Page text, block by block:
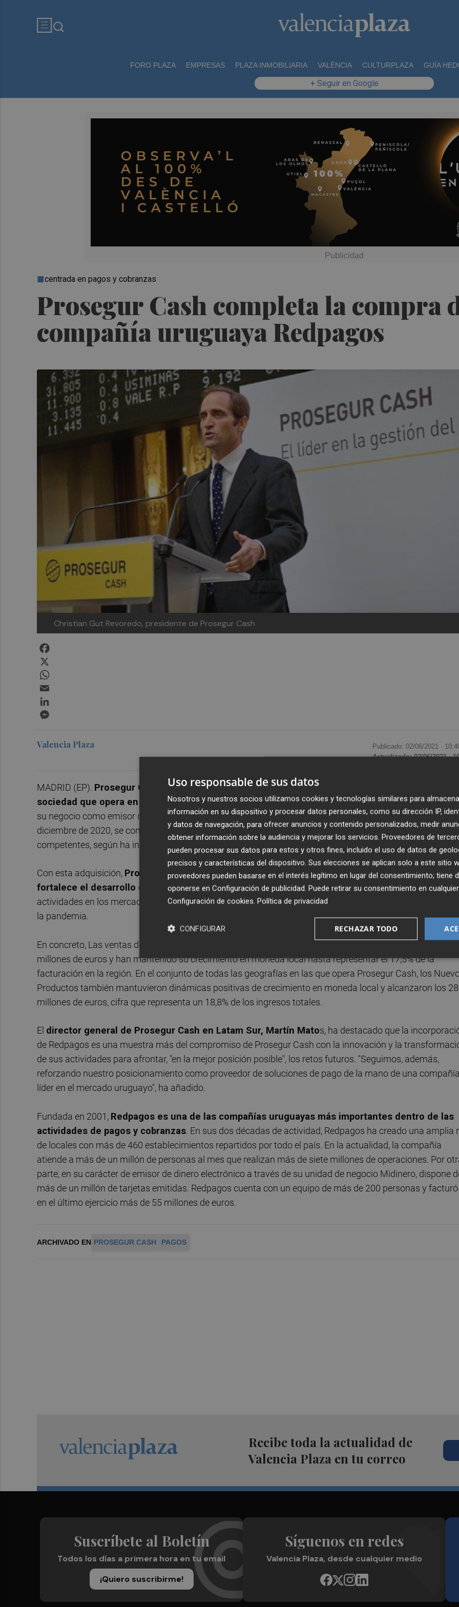
FORO PLAZA EMPRESAS PLAZA INMOBILIARIA VALÈNCIA CULTURPLAZA GUÍA
+ Seguir en Google
Prosegur Cash completa la compra
compañía uruguaya Redpagos
centrada en pagos y cobranzas
Christian Gut Revoredo, presidente de Prosegur Cash
Valencia Plaza Publicado: 02/06/2021 ·
Actualizado: 02/06/2021 ·
MADRID (EP). Prosegur Cash ha completado la compra del 100% del capital social de Nummi,
sociedad que opera en Uruguay en la actividad de pagos y cobranzas bajo la marca Redpagosy
su negocio como emisor de dinero electrónico de su tarjeta prepago, Midinero. El acuerdo, que se firmó en
diciembre de 2020, se completa ahora tras obtener las correspondientes aprobaciones de las autoridades
competentes, según ha informado la compañía.
Con esta adquisición, Prosegur Cash continúa avanzando en la transformación de sus servicios y
fortalece el desarrollo de su unidad de Nuevos Productos.Según la firma, la evolución de estas
actividades en los mercados de Iberoamérica es positiva y muestra una fuerte resistencia en el contexto de
la pandemia.
En concreto, Las ventas de Nuevos Productos en Iberoamérica alcanzaron en el último ejercicio los 171
millones de euros y han mantenido su crecimiento en moneda local hasta representar el 17,5% de la
facturación en la región. En el conjunto de todas las geografías en las que opera Prosegur Cash, los
Productos también mantuvieron dinámicas positivas de crecimiento en moneda local y alcanzaron los
millones de euros, cifra que representa un 18,8% de los ingresos totales.
El director general de Prosegur Cash en Latam Sur, Martín Matos, ha destacado que la
de Redpagos es una muestra más del compromiso de Prosegur Cash con la innovación y la
de sus actividades para afrontar, "en la mejor posición posible", los retos futuros. "Seguimos, además,
reforzando nuestro posicionamiento como proveedor de soluciones de pago de la mano de una compañía
líder en el mercado uruguayo", ha añadido.
Fundada en 2001, Redpagos es una de las compañías uruguayas más importantes dentro de las
actividades de pagos y cobranzas. En sus dos décadas de actividad, Redpagos ha creado una amplia
de locales con más de 460 establecimientos repartidos por todo el país. En la actualidad, la compañía
atiende a más de un millón de personas al mes que realizan más de siete millones de operaciones. Por
parte, en su carácter de emisor de dinero electrónico a través de su unidad de negocio Midinero, dispone
más de un millón de tarjetas emitidas. Redpagos cuenta con un equipo de más de 200 personas y facturó
en el último ejercicio más de 55 millones de euros.
ARCHIVADO EN PROSEGUR CASH PAGOS
Recibe toda la actualidad de
Valencia Plaza en tu correo
Suscríbete al Boletín
Todos los días a primera hora en tu email
¡Quiero suscribirme!
Síguenos en redes
Valencia Plaza, desde cualquier medio
Uso responsable de sus datos
Nosotros y nuestros socios utilizamos cookies y tecnologías similares para
información en su dispositivo y procesar datos personales, como su dirección IP,
y datos de navegación, para ofrecer anuncios y contenido personalizados, medir
obtener información sobre la audiencia y mejorar los servicios. Proveedores de
pueden procesar sus datos para estos y otros fines, incluido el uso de datos de
precisos y características del dispositivo. Sus elecciones se aplican solo a este sitio
proveedores pueden basarse en el interés legítimo en lugar del consentimiento; tiene
oponerse en Configuración de publicidad. Puede retirar su consentimiento en
Configuración de cookies. Política de privacidad
RECHAZAR TODO
CONFIGURAR